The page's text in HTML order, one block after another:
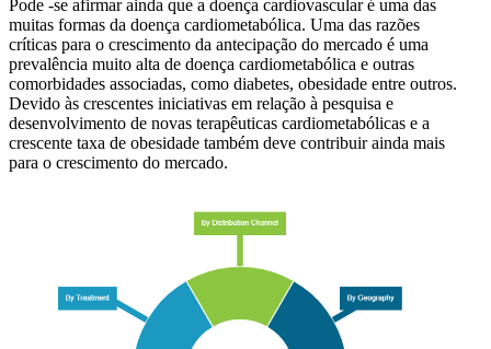
Pode -se afirmar ainda que a doença cardiovascular é uma das
muitas formas da doença cardiometabólica. Uma das razões
críticas para o crescimento da antecipação do mercado é uma
prevalência muito alta de doença cardiometabólica e outras
comorbidades associadas, como diabetes, obesidade entre outros.
Devido às crescentes iniciativas em relação à pesquisa e
desenvolvimento de novas terapêuticas cardiometabólicas e a
crescente taxa de obesidade também deve contribuir ainda mais
para o crescimento do mercado.